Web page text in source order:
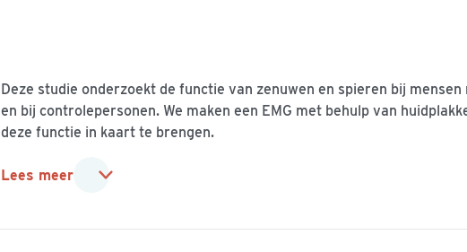
Deze studie onderzoekt de functie van zenuwen en spieren bij mensen
en bij controlepersonen. We maken een EMG met behulp van
deze functie in kaart te brengen.
Lees meer